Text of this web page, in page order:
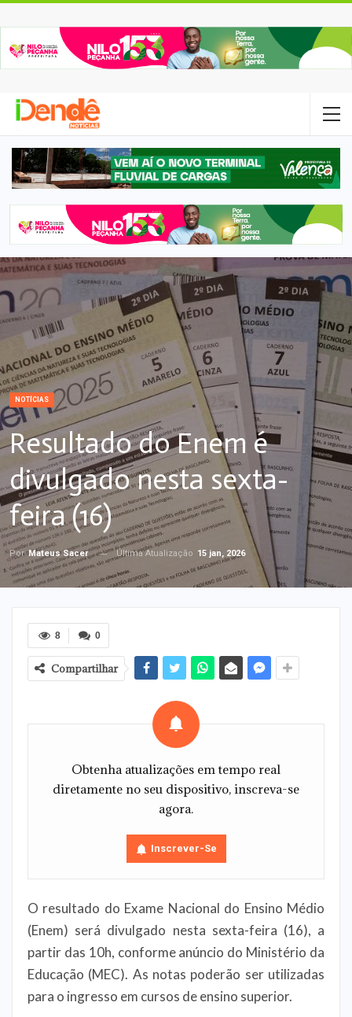
NOTÍCIAS
Resultado do Enem é
divulgado nesta sexta-
feira (16)
PorMateus Sacer Última Atualização 15 jan, 2026
0
8
Compartilhar
Obtenha atualizações em tempo real
diretamente no seu dispositivo, inscreva-se
agora.
Inscrever-Se
O resultado do Exame Nacional do Ensino Médio
(Enem) será divulgado nesta sexta-feira (16), a
partir das 10h, conforme anúncio do Ministério da
Educação (MEC). As notas poderão ser utilizadas
para o ingresso em cursos de ensino superior.